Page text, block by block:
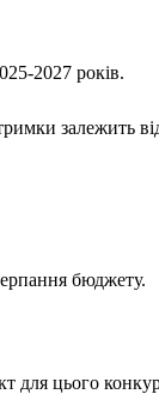
2027 років.
залежить
бюджету.
для цього